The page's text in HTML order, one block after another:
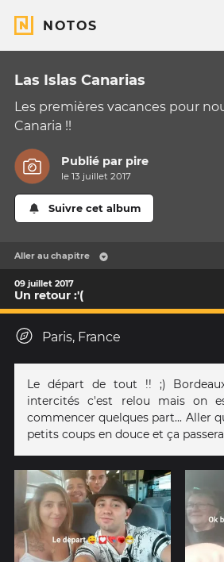
NOTOS
Las Islas Canarias
Les premières vacances pour
Canaria !!
Publié par pire
le 13 juillet 2017
Suivre cet album
Aller au chapitre
09 juillet 2017
Un retour :'(
Paris, France
Le départ de tout !! ;)
intercités c'est relou mais on
commencer quelques part... Aller
petits coups en douce et ça